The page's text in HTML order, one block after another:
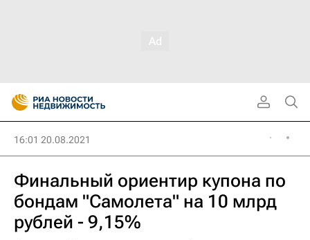
16:01 20.08.2021
Финальный ориентир купона по
бондам "Самолета" на 10 млрд
рублей - 9,15%